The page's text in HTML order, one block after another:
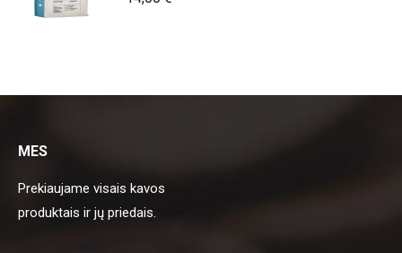
MES
Prekiaujame visais kavos
produktais ir jų priedais.